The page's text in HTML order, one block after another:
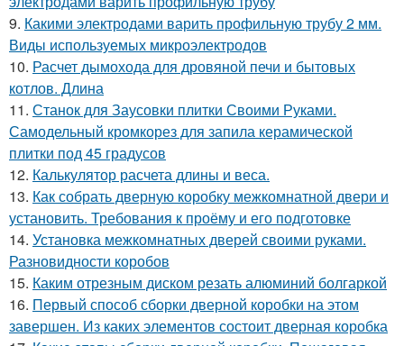
9. Какими электродами варить профильную трубу 2 мм.
Виды используемых микроэлектродов
10. Расчет дымохода для дровяной печи и бытовых
котлов. Длина
11. Станок для Заусовки плитки Своими Руками.
Самодельный кромкорез для запила керамической
плитки под 45 градусов
12. Калькулятор расчета длины и веса.
13. Как собрать дверную коробку межкомнатной двери и
установить. Требования к проёму и его подготовке
14. Установка межкомнатных дверей своими руками.
Разновидности коробов
15. Каким отрезным диском резать алюминий болгаркой
16. Первый способ сборки дверной коробки на этом
завершен. Из каких элементов состоит дверная коробка